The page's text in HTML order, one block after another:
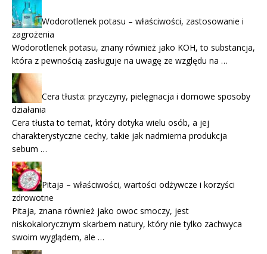
Wodorotlenek potasu – właściwości, zastosowanie i
zagrożenia
Wodorotlenek potasu, znany również jako KOH, to substancja,
która z pewnością zasługuje na uwagę ze względu na …
Cera tłusta: przyczyny, pielęgnacja i domowe sposoby
działania
Cera tłusta to temat, który dotyka wielu osób, a jej
charakterystyczne cechy, takie jak nadmierna produkcja
sebum …
Pitaja – właściwości, wartości odżywcze i korzyści
zdrowotne
Pitaja, znana również jako owoc smoczy, jest
niskokalorycznym skarbem natury, który nie tylko zachwyca
swoim wyglądem, ale …